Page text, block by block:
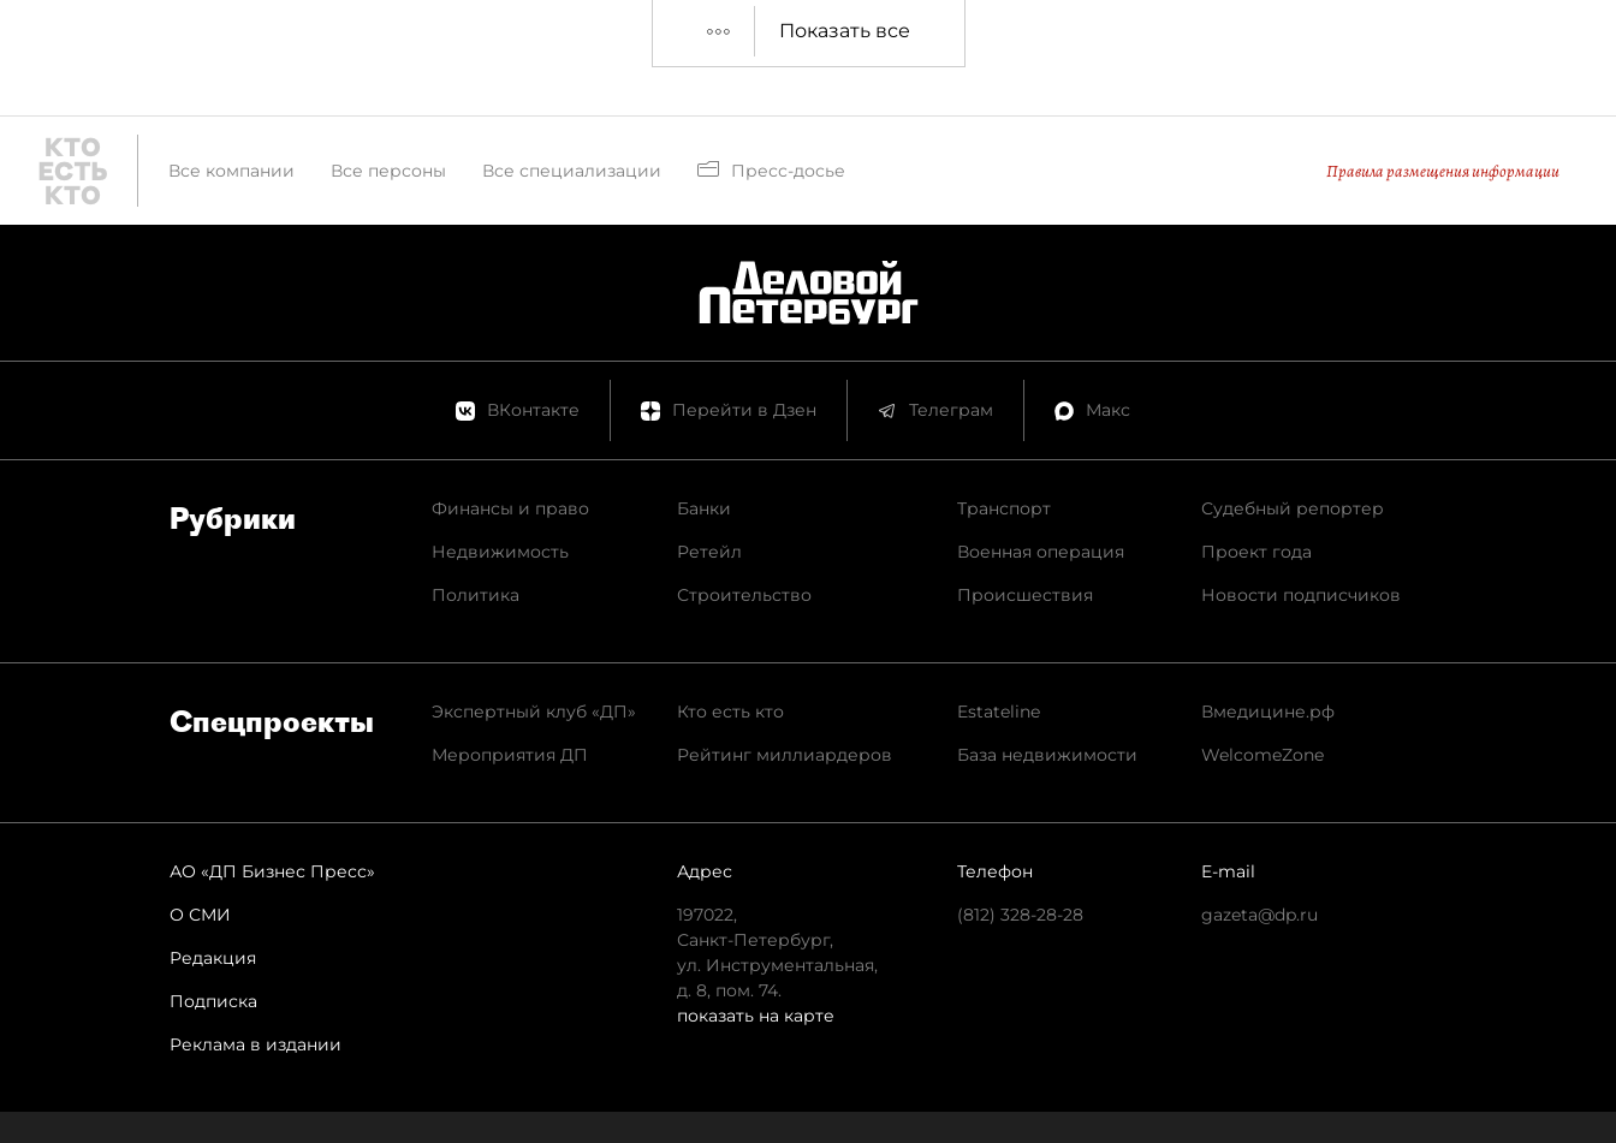
Показать все
Все компании Все персоны Все специализации Пресс-досье Правила размещения информации
ВКонтакте Перейти в Дзен Телеграм Макс
Рубрики
Финансы и право
Недвижимость
Политика
Банки
Ретейл
Строительство
Транспорт
Военная операция
Происшествия
Судебный репортер
Проект года
Новости подписчиков
Спец­проекты
Экспертный клуб «ДП»
Мероприятия ДП
Кто есть кто
Рейтинг миллиардеров
Estateline
База недвижимости
Вмедицине.рф
WelcomeZone
АО «ДП Бизнес Пресс»
О СМИ
Редакция
Подписка
Реклама в издании
Адрес
197022,
Санкт-Петербург,
ул. Инструментальная,
д. 8, пом. 74.
показать на карте
Телефон
(812) 328-28-28
E-mail
gazeta@dp.ru